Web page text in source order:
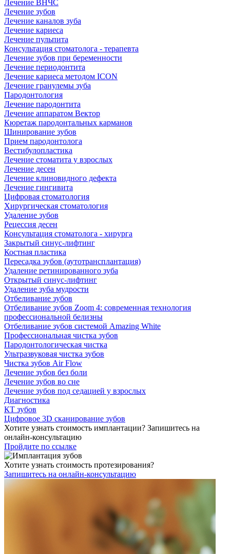
Лечение ВНЧС
Лечение зубов
Лечение каналов зуба
Лечение кариеса
Лечение пульпита
Консультация стоматолога - терапевта
Лечение зубов при беременности
Лечение периодонтита
Лечение кариеса методом ICON
Лечение гранулемы зуба
Пародонтология
Лечение пародонтита
Лечение аппаратом Вектор
Кюретаж пародонтальных карманов
Шинирование зубов
Прием пародонтолога
Вестибулопластика
Лечение стоматита у взрослых
Лечение десен
Лечение клиновидного дефекта
Лечение гингивита
Цифровая стоматология
Хирургическая стоматология
Удаление зубов
Рецессия десен
Консультация стоматолога - хирурга
Закрытый синус-лифтинг
Костная пластика
Пересадка зубов (аутотрансплантация)
Удаление ретинированного зуба
Открытый синус-лифтинг
Удаление зуба мудрости
Отбеливание зубов
Отбеливание зубов Zoom 4: современная технология
профессиональной белизны
Отбеливание зубов системой Amazing White
Профессиональная чистка зубов
Пародонтологическая чистка
Ультразвуковая чистка зубов
Чистка зубов Air Flow
Лечение зубов без боли
Лечение зубов во сне
Лечение зубов под седацией у взрослых
Диагностика
КТ зубов
Цифровое 3D сканирование зубов
Хотите узнать стоимость имплантации? Запишитесь на
онлайн-консультацию
Пройдите по ссылке
Хотите узнать стоимость протезирования?
Запишитесь на онлайн-консультацию